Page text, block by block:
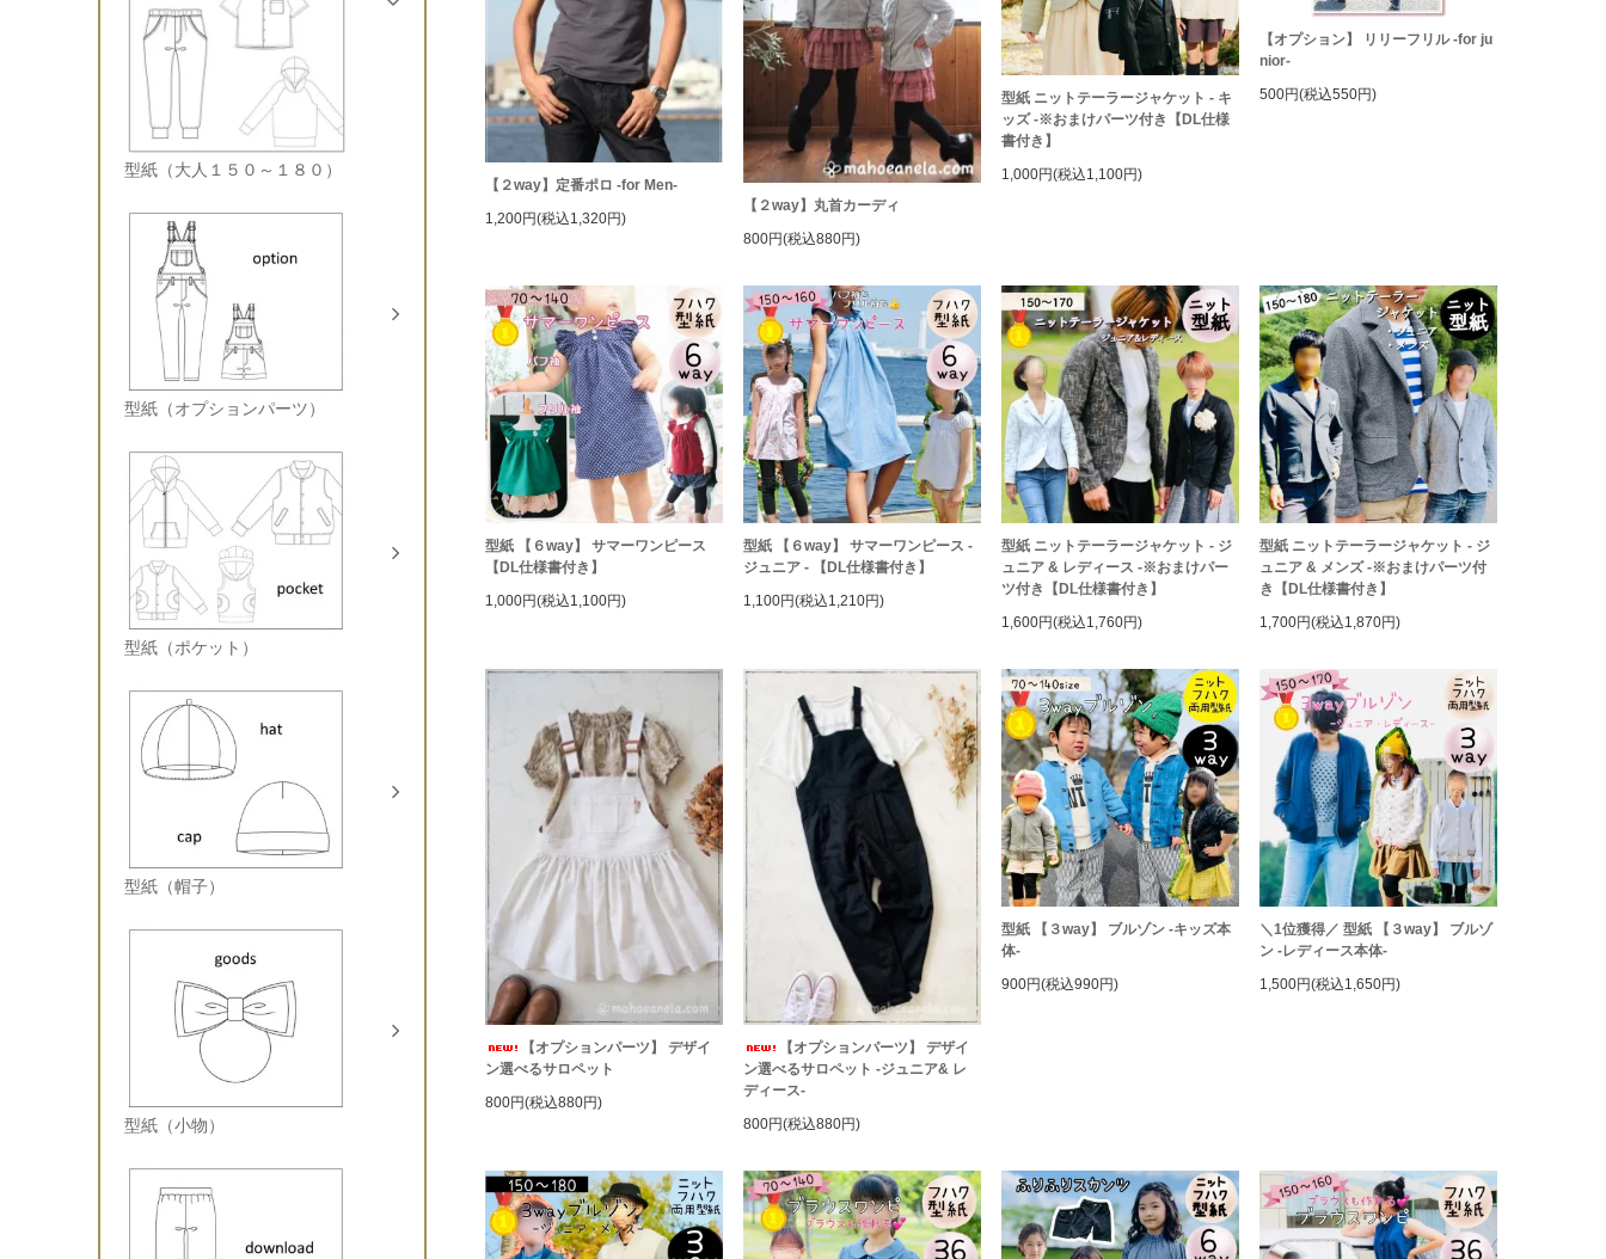
【２way】定番ポロ -for Men-
1,200円(税込1,320円)
【２way】丸首カーディ
800円(税込880円)
型紙 ニットテーラージャケット - キ
ッズ -※おまけパーツ付き【DL仕様
書付き】
1,000円(税込1,100円)
【オプション】 リリーフリル -for ju
nior-
500円(税込550円)
型紙 【６way】 サマーワンピース
【DL仕様書付き】
1,000円(税込1,100円)
型紙 【６way】 サマーワンピース -
ジュニア - 【DL仕様書付き】
1,100円(税込1,210円)
型紙 ニットテーラージャケット - ジ
ュニア & レディース -※おまけパー
ツ付き【DL仕様書付き】
1,600円(税込1,760円)
型紙 ニットテーラージャケット - ジ
ュニア & メンズ -※おまけパーツ付
き【DL仕様書付き】
1,700円(税込1,870円)
【オプションパーツ】 デザイ
ン選べるサロペット
800円(税込880円)
【オプションパーツ】 デザイ
ン選べるサロペット -ジュニア& レ
ディース-
800円(税込880円)
型紙 【３way】 ブルゾン -キッズ本
体-
900円(税込990円)
＼1位獲得／ 型紙 【３way】 ブルゾ
ン -レディース本体-
1,500円(税込1,650円)
型紙（大人１５０～１８０）
型紙（オプションパーツ）
型紙（ポケット）
型紙（帽子）
型紙（小物）